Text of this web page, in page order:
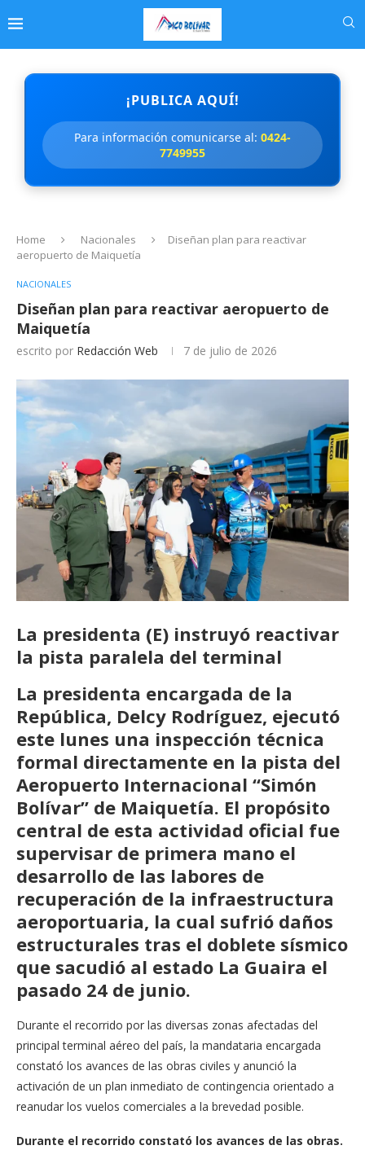
¡PUBLICA AQUÍ!
Para información comunicarse al: 0424-
7749955
Home Nacionales
Diseñan plan para reactivar
aeropuerto de Maiquetía
NACIONALES
Diseñan plan para reactivar aeropuerto de
Maiquetía
escrito por Redacción Web 7 de julio de 2026
La presidenta (E) instruyó reactivar
la pista paralela del terminal
La presidenta encargada de la
República, Delcy Rodríguez, ejecutó
este lunes una inspección técnica
formal directamente en la pista del
Aeropuerto Internacional “Simón
Bolívar” de Maiquetía. El propósito
central de esta actividad oficial fue
supervisar de primera mano el
desarrollo de las labores de
recuperación de la infraestructura
aeroportuaria, la cual sufrió daños
estructurales tras el doblete sísmico
que sacudió al estado La Guaira el
pasado 24 de junio.
Durante el recorrido por las diversas zonas afectadas del
principal terminal aéreo del país, la mandataria encargada
constató los avances de las obras civiles y anunció la
activación de un plan inmediato de contingencia orientado a
reanudar los vuelos comerciales a la brevedad posible.
Durante el recorrido constató los avances de las obras.